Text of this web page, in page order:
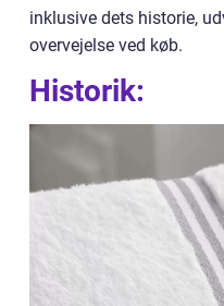
inklusive dets historie,
overvejelse ved køb.
Historik: